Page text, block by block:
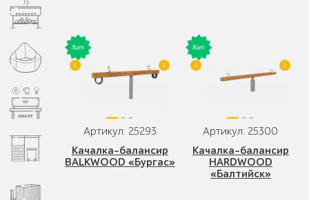
Артикул: 25293
Качалка-балансир
BALKWOOD «Бургас»
Артикул: 25300
Качалка-балансир
HARDWOOD
«Балтийск»